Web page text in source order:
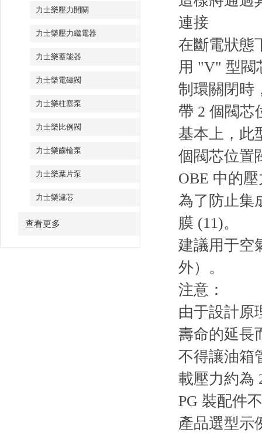
力士樂壓力開關
力士樂壓力繼電器
力士樂蓄能器
力士樂電磁閥
力士樂柱塞泵
力士樂比例閥
力士樂齒輪泵
力士樂葉片泵
力士樂濾芯
查看更多
連接
在斷電狀態
用 "V" 型閥
制環關閉時
帶 2 個閥
基本上，
個閥芯位置
OBE 中的
為了防止集
膜 (11)。
建議用于空
外）。
注意：
由于設計原
壽命的延長
不得讓油箱
載壓力約為 2
PG 裝配件不
產品選型示